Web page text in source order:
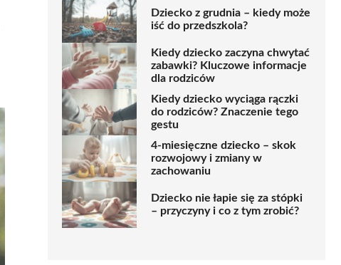
Dziecko z grudnia – kiedy może
iść do przedszkola?
Kiedy dziecko zaczyna chwytać
zabawki? Kluczowe informacje
dla rodziców
Kiedy dziecko wyciąga rączki
do rodziców? Znaczenie tego
gestu
4-miesięczne dziecko – skok
rozwojowy i zmiany w
zachowaniu
Dziecko nie łapie się za stópki
– przyczyny i co z tym zrobić?